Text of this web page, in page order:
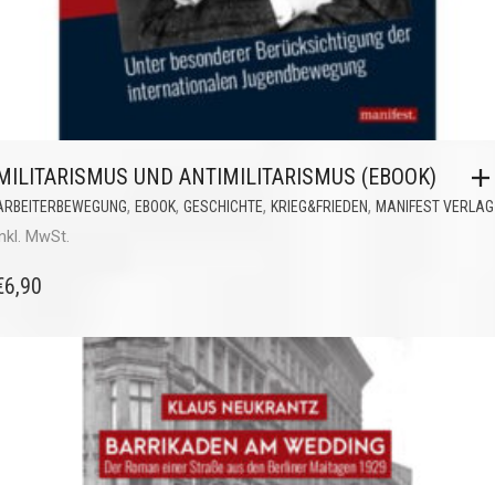
UND ANTIMILITARISMUS (EBOOK)
, EBOOK, GESCHICHTE, KRIEG&FRIEDEN, MANIFEST VERLAG
MwSt.
6,90